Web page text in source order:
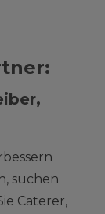
suchen
Caterer,